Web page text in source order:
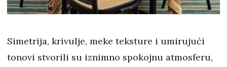
Simetrija, krivulje, meke teksture i umirujući
tonovi stvorili su iznimno spokojnu atmosferu,